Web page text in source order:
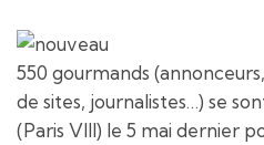
550 gourmands
de sites, journalistes…) se
(Paris VIII) le 5 mai dernier